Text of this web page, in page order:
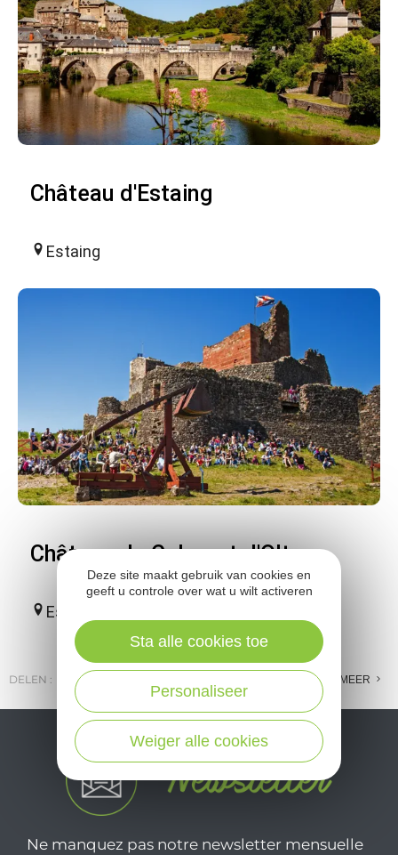
Château d'Estaing
Estaing
Château de Calmont d'Olt
Espalion
DELEN : E-MAIL FACEBOOK MEER
Ne manquez pas notre newsletter mensuelle
Deze site maakt gebruik van cookies en
geeft u controle over wat u wilt activeren
Weiger alle cookies
Personaliseer
Sta alle cookies toe